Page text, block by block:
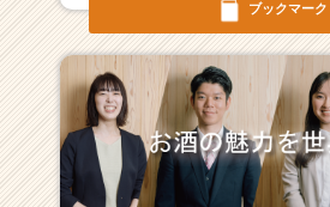
ャ
ー・
成
長
企
業
か
ブックマーク